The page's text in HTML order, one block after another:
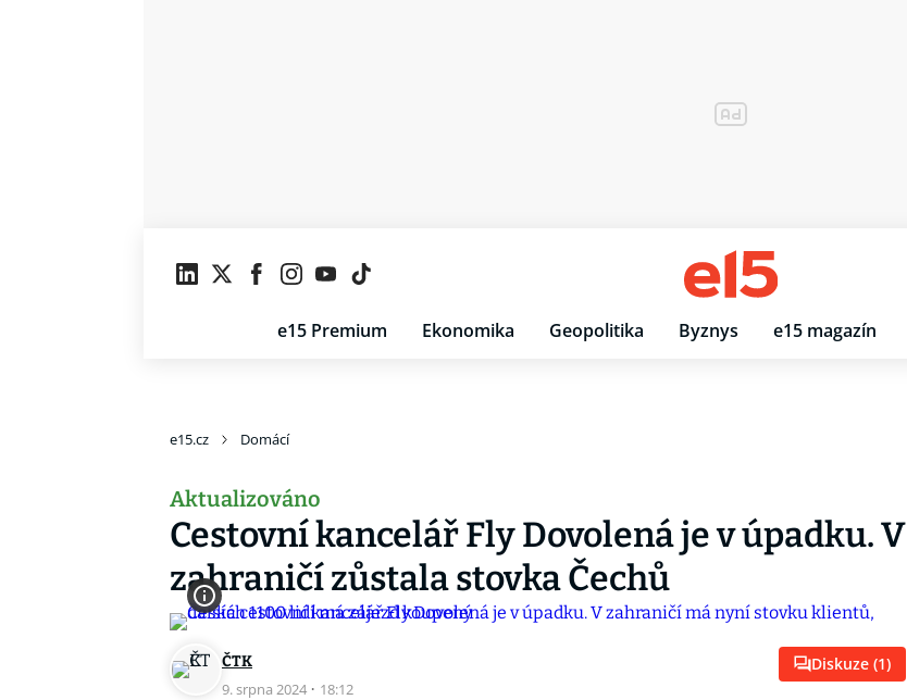
e15 Premium Ekonomika Geopolitika Byznys e15 magazín
e15.cz Domácí
Aktualizováno
Cestovní kancelář Fly Dovolená je v úpadku. V
zahraničí zůstala stovka Čechů
ČTK
9. srpna 2024 · 18:12
Diskuze (1)